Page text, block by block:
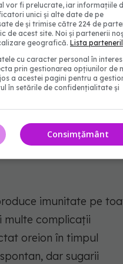
umflarea și
Glandele parotide sunt
puțin frecvent sunt
sau sub limbă
imunitate pe
multe complicații
oreion în timpul
dar sugarii
vor fi prelucrate, iar informațiile
unici și alte date de pe
de și trimise către 224 de
de acest site. Noi și partenerii
geografică. Lista
cu caracter personal în interes
prin gestionarea opțiunilor de
a acestei pagini pentru a
în setările de confidențialitate și
Consimțământ